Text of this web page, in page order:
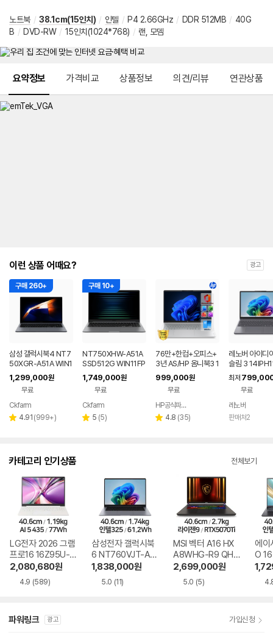
노트북 / 38.1cm(15인치) / 인텔 / P4 2.66GHz / DDR 512MB / 40G
B / DVD-RW / 15인치(1024*768) / 랜, 모뎀
요약정보 가격비교 상품정보 의견/리뷰 연관상품
이런 상품 어때요? 광고
구매 260+
삼성 갤럭시북4 NT7
50XGR-A51A WIN1
1 FPP(버젼UP설치)
업무용 학생용 사무용
노트북 문스톤그레이
1,299,000원
무료
페이
Ckfarm
별 4.91 리
(999+)
구매 10+
NT750XHW-A51A
SSD512G WIN11FP
P(버젼UP설치) 삼성
전자 갤럭시북5 노트
1,749,000원
무료
Ckfarm
별 5 리
(5)
76만+한컴+오피스+
3년 AS/HP 옴니북3 1
6인치 사무용 대학생
저렴한 대학생 노트북
999,000원
무료
HP공식파트너 이텍컴퓨터
별 4.8 리
(35)
레노버 아이디
슬림 3
Q005LKR
최저
무료
레노버
판매처2
카테고리 인기상품 전체보기
LG전자 2026 그램
프로16 16Z95U-G
S5WK
2,080,680원
4.9 (589)
삼성전자 갤럭시북
6 NT760VJT-A51
A
1,838,000원
5.0 (11)
MSI 벡터 A16 HX
A8WHG-R9 QHD
+
2,699,000원
5.0 (5)
에이
O
1-
파워링크 광고 가입신청